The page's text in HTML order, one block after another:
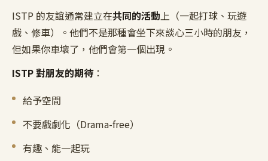
ISTP 的友誼通常建立在共同的活動上（一起打球、玩遊
戲、修車）。他們不是那種會坐下來談心三小時的朋友，
但如果你車壞了，他們會第一個出現。
ISTP 對朋友的期待：
給予空間
不要戲劇化（Drama-free）
有趣、能一起玩